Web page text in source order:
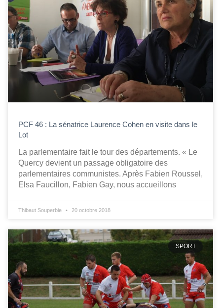
PCF 46 : La sénatrice Laurence Cohen en visite dans le
Lot
La parlementaire fait le tour des départements. « Le
Quercy devient un passage obligatoire des
parlementaires communistes. Après Fabien Roussel,
Elsa Faucillon, Fabien Gay, nous accueillons
Thibaut Souperbie 20 octobre 2018
SPORT